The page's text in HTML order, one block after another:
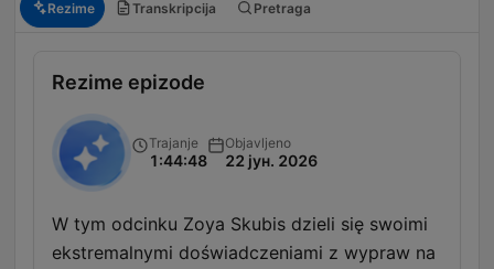
Rezime Transkripcija Pretraga
Rezime epizode
Trajanje
1:44:48
Objavljeno
22 јун. 2026
W tym odcinku Zoya Skubis dzieli się swoimi
ekstremalnymi doświadczeniami z wypraw na